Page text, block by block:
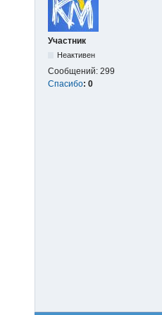
Участник
Неактивен
Сообщений: 299
Спасибо: 0